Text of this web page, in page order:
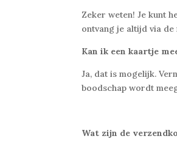
Zeker weten! Je kunt
ontvang je altijd via de
Kan ik een kaartje
Ja, dat is mogelijk.
boodschap wordt
Wat zijn de